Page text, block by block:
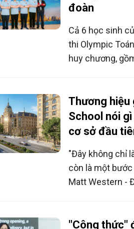
đoàn
Cả 6 học sinh
thi Olympic
huy chương,
bậc so với năm
Thương hiệu
School nói
cơ sở đầu
"Đây không chỉ
còn là một bước
Matt Western -
lập ngôi trường
"Công thức"